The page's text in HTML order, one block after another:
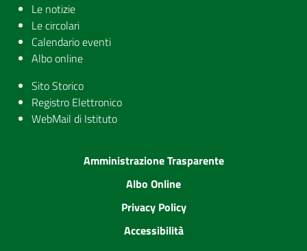
Le notizie
Le circolari
Calendario eventi
Albo online
Sito Storico
Registro Elettronico
WebMail di Istituto
Amministrazione Trasparente
Albo Online
Privacy Policy
Accessibilità